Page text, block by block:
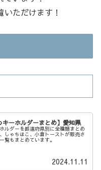
ただけます！
キーホルダーまとめ】愛知県
ルダーを都道府県別に全種類まとめ
しゃちほこ、小倉トーストが販売さ
覧もまとめています。
2024.11.11